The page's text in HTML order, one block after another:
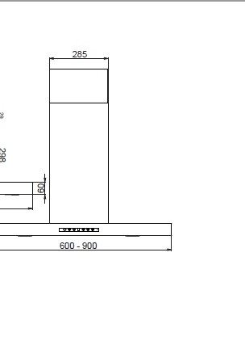
ESPONTÂNEA
ESPONTÂNEA
connosco? Envie-nos o seu Curriculum